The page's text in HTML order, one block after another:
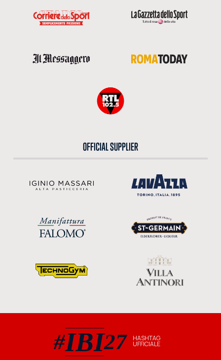
OFFICIAL SUPPLIER
#IBI27
#IBI27 hashtag ufficiale
HASHTAG
UFFICIALE